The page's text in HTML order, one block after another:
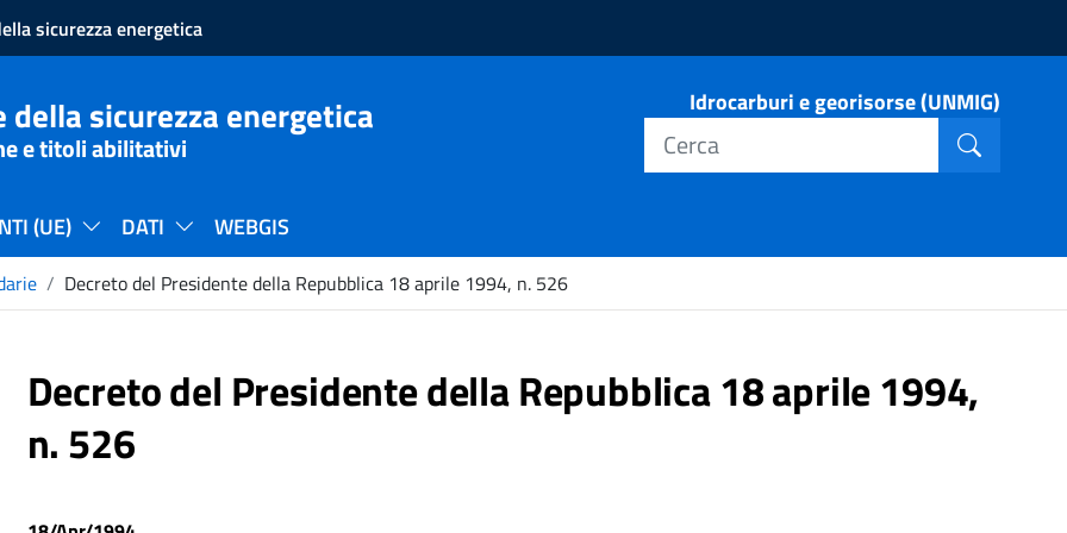
sicurezza energetica
sicurezza energetica
e titoli abilitativi
Idrocarburi e georisorse (UNMIG)
(UE) DATI WEBGIS
Decreto del Presidente della Repubblica 18 aprile 1994, n. 526
Decreto del Presidente della Repubblica 18 aprile 1994,
n. 526